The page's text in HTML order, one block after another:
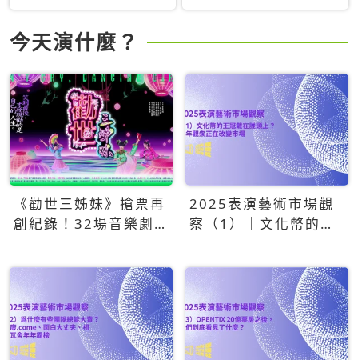
當民主威脅到特權，
經濟學家長達半世紀
的反撲計畫
品：社群時代，資本
主義如何包裝你的休
今天演什麼？
《勸世三姊妹》搶票再
創紀錄！32場音樂劇
2025表演藝術市場觀
察（1）｜文化幣的王
眾正在改變市場